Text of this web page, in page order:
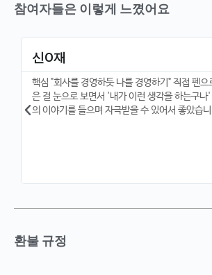
참여자들은 이렇게 느꼈어요
신O재
핵심 "회사를 경영하듯 나를 경영하기" 직접 펜으
은 걸 눈으로 보면서 '내가 이런 생각을 하는구
의 이야기를 들으며 자극받을 수 있어서 좋았습
환불 규정